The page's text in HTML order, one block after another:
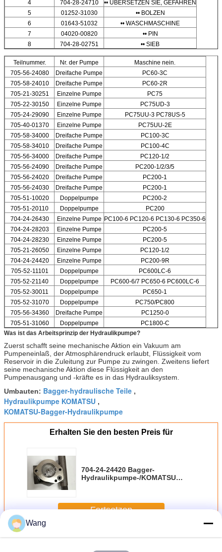
4
704-28-24710
•• ÜBERSETZEN SIE, GEFAHREN
5
01252-31030
•• BOLZEN
6
01643-51032
•• WASCHMASCHINE
7
04020-00820
•• PIN
8
704-28-02751 •• SIEB
Teilnummer. Nr. der Pumpe
Maschine nein.
705-56-24080
Dreifache Pumpe
PC60-3C
705-58-24010
Dreifache Pumpe
PC60-2R
705-21-30251
Einzelne Pumpe
PC75
705-22-30150
Einzelne Pumpe
PC75UD-3
705-24-29090
Einzelne Pumpe
PC75UU-3 PC78US-5
705-40-01370
Einzelne Pumpe
PC75UU-2E
705-58-34000
Dreifache Pumpe
PC100-3C
705-58-34010
Dreifache Pumpe
PC100-4C
705-56-34000
Dreifache Pumpe
PC120-1/2
705-56-24090
Dreifache Pumpe
PC200-1/2/3/5
705-56-24020
Dreifache Pumpe
PC200-1
705-56-24030
Dreifache Pumpe
PC200-1
705-51-10020
Doppelpumpe
PC200-2
705-51-20110
Doppelpumpe
PC200
704-24-26430
Einzelne Pumpe PC100-6 PC120-6 PC130-6 PC350-6
704-24-28203
Einzelne Pumpe
PC200-5
704-24-28230
Einzelne Pumpe
PC200-5
705-21-26050
Einzelne Pumpe
PC120-1/2
704-24-24420
Einzelne Pumpe
PC200-9R
705-52-11101
Doppelpumpe
PC600LC-6
705-52-21140
Doppelpumpe
PC600-6/7 PC650-6 PC600LC-6
705-52-30011
Doppelpumpe
PC650-1
705-52-31070
Doppelpumpe
PC750/PC800
705-56-34360
Dreifache Pumpe
PC1250-0
705-51-31060
Doppelpumpe
PC1800-C
Was ist das Arbeitsprinzip der Hydraulikpumpe?
Zuerst schafft seine mechanische Aktion ein Vakuum am
Pumpeneinlaß, der Atmosphärendruck erlaubt, Flüssigkeit vom
Reservoir in die Zuleitung zur Pumpe zu zwingen. Zweitens liefert
seine mechanische Aktion diese Flüssigkeit an den
Pumpenausgang und -kräfte es in das Hydrauliksystem.
Umbauten: Bagger-hydraulische Teile ,
Hydraulikpumpe KOMATSU ,
KOMATSU-Bagger-Hydraulikpumpe
Erhalten Sie den besten Preis für
704-24-24420 Bagger-
Hydraulikpumpe-/KOMATSU
Fortsetzen
MehrKOMATSU-Zahnradpumpe
Wang